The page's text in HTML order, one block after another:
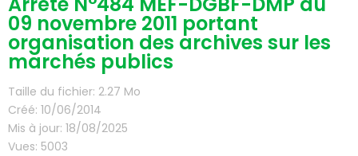
09 novembre 2011 portant
organisation des archives sur les
marchés publics
Taille du fichier: 2.27 Mo
Créé: 10/06/2014
Mis à jour: 18/08/2025
Vues: 5003